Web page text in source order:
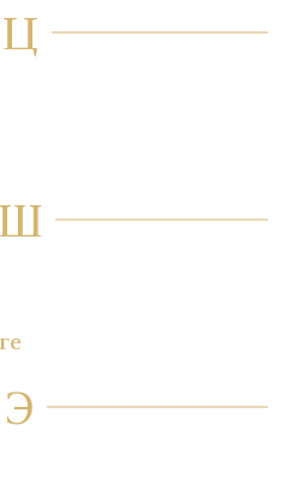
Ц
Ш
Э